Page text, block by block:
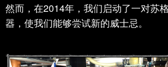
然而，在2014年，我们启动了一对苏
器，使我们能够尝试新的威士忌。